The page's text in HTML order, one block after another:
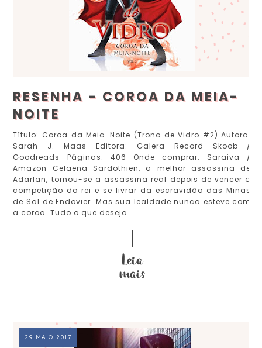
RESENHA - COROA DA MEIA-
NOITE
Título: Coroa da Meia-Noite (Trono de Vidro #2) Autora:
Sarah J. Maas Editora: Galera Record Skoob /
Goodreads Páginas: 406 Onde comprar: Saraiva /
Amazon Celaena Sardothien, a melhor assassina de
Adarlan, tornou-se a assassina real depois de vencer a
competição do rei e se livrar da escravidão das Minas
de Sal de Endovier. Mas sua lealdade nunca esteve com
a coroa. Tudo o que deseja...
29 MAIO 2017